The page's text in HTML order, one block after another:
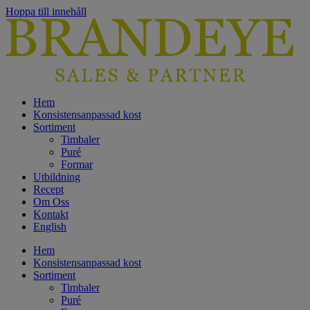
Hoppa till innehåll
Hem
Konsistensanpassad kost
Sortiment
Timbaler
Puré
Formar
Utbildning
Recept
Om Oss
Kontakt
English
Hem
Konsistensanpassad kost
Sortiment
Timbaler
Puré